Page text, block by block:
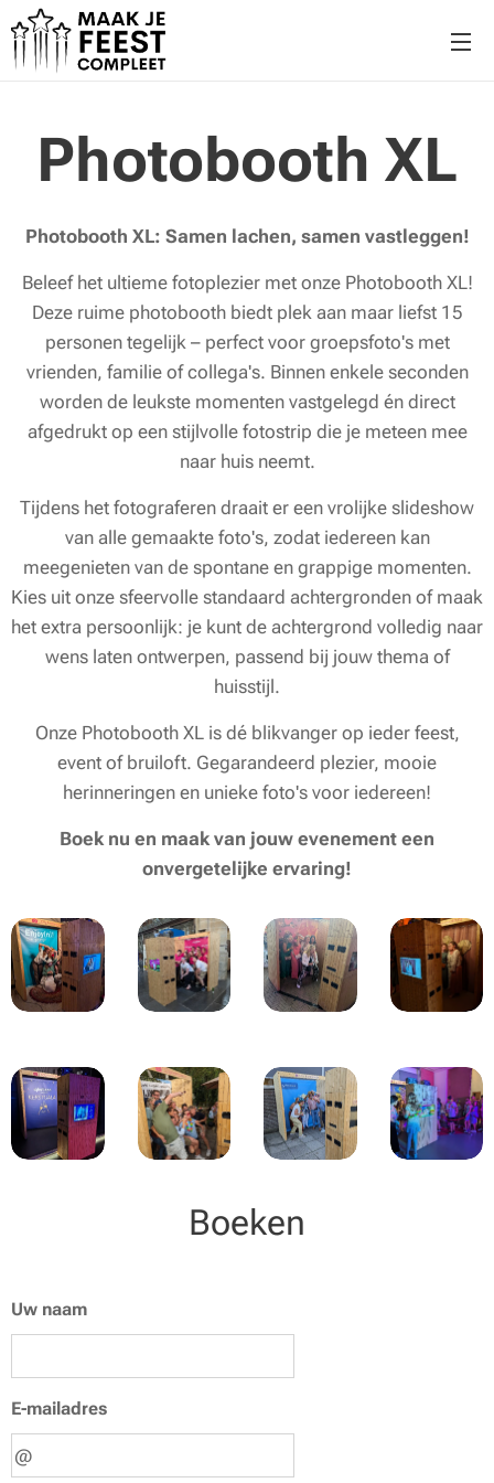
Photobooth XL
Photobooth XL: Samen lachen, samen vastleggen!
Beleef het ultieme fotoplezier met onze Photobooth XL!
Deze ruime photobooth biedt plek aan maar liefst 15
personen tegelijk – perfect voor groepsfoto's met
vrienden, familie of collega's. Binnen enkele seconden
worden de leukste momenten vastgelegd én direct
afgedrukt op een stijlvolle fotostrip die je meteen mee
naar huis neemt.
Tijdens het fotograferen draait er een vrolijke slideshow
van alle gemaakte foto's, zodat iedereen kan
meegenieten van de spontane en grappige momenten.
Kies uit onze sfeervolle standaard achtergronden of maak
het extra persoonlijk: je kunt de achtergrond volledig naar
wens laten ontwerpen, passend bij jouw thema of
huisstijl.
Onze Photobooth XL is dé blikvanger op ieder feest,
event of bruiloft. Gegarandeerd plezier, mooie
herinneringen en unieke foto's voor iedereen!
Boek nu en maak van jouw evenement een
onvergetelijke ervaring!
Boeken
Uw naam
E-mailadres